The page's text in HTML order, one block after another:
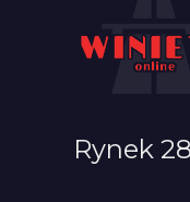
Rynek